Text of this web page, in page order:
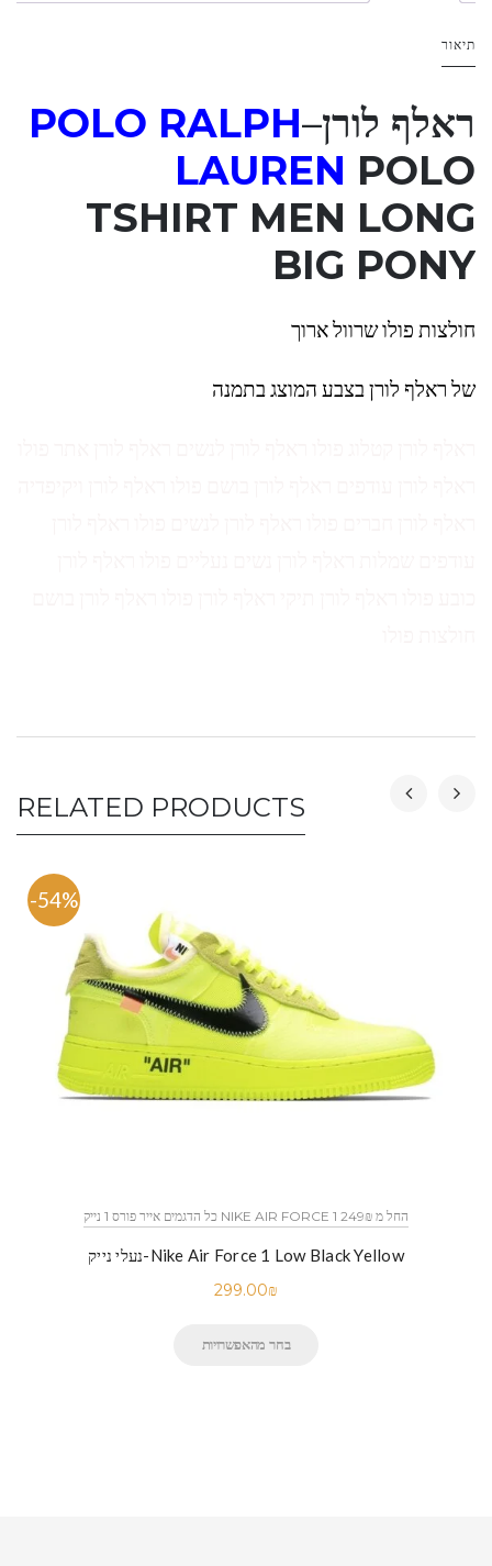
תיאור
ראלף לורן–
POLO RALPH
LAUREN POLO
TSHIRT MEN LONG
BIG PONY
חולצות פולו שרוול ארוך
של ראלף לורן בצבע המוצג בתמנה
RELATED PRODUCTS
-54%
כל הדגמים אייר פורס 1 נייק NIKE AIR FORCE 1 החל מ 249₪
נעלי נייק-Nike Air Force 1 Low Black Yellow
299.00₪
בחר מהאפשרויות